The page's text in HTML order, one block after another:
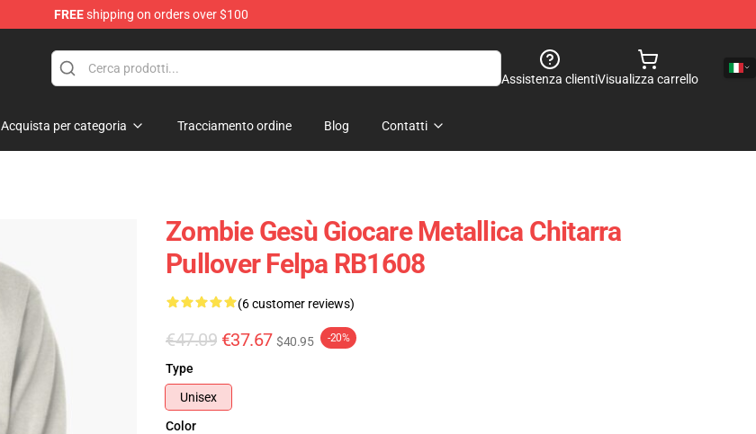
FREEshipping on orders over $100
Assistenza clientiVisualizza carrello
Acquista per categoria Tracciamento ordine Blog Contatti
Zombie Gesù Giocare Metallica Chitarra
Pullover Felpa RB1608
(6 customer reviews)
€47.09 €37.67 $40.95 -20%
Type
Unisex
Color